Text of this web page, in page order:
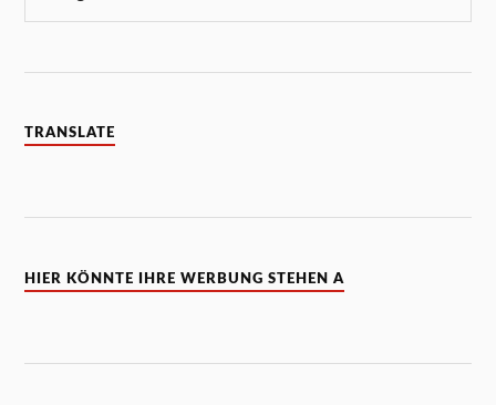
TRANSLATE
HIER KÖNNTE IHRE WERBUNG STEHEN A